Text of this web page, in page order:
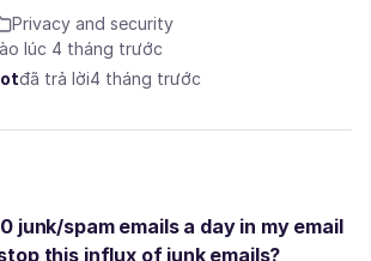
Privacy and security
lúc 4 tháng trước
đã trả lời4 tháng trước
junk/spam emails a day in my email
this influx of junk emails?